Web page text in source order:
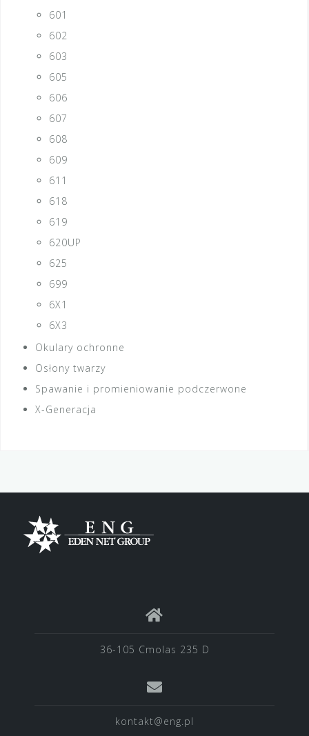
601
602
603
605
606
607
608
609
611
618
619
620UP
625
699
6X1
6X3
Okulary ochronne
Osłony twarzy
Spawanie i promieniowanie podczerwone
X-Generacja
36-105 Cmolas 235 D
kontakt@eng.pl